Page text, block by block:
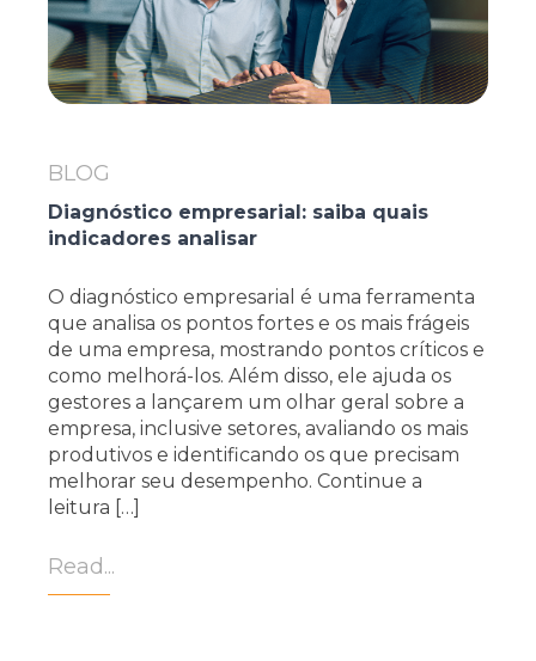
BLOG
Diagnóstico empresarial: saiba quais
indicadores analisar
O diagnóstico empresarial é uma ferramenta
que analisa os pontos fortes e os mais frágeis
de uma empresa, mostrando pontos críticos e
como melhorá-los. Além disso, ele ajuda os
gestores a lançarem um olhar geral sobre a
empresa, inclusive setores, avaliando os mais
produtivos e identificando os que precisam
melhorar seu desempenho. Continue a
leitura […]
Read...